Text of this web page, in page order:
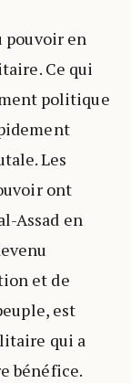
pouvoir en
Ce qui
politique
Les
ont
Assad en
et de
est
qui a
bénéfice.